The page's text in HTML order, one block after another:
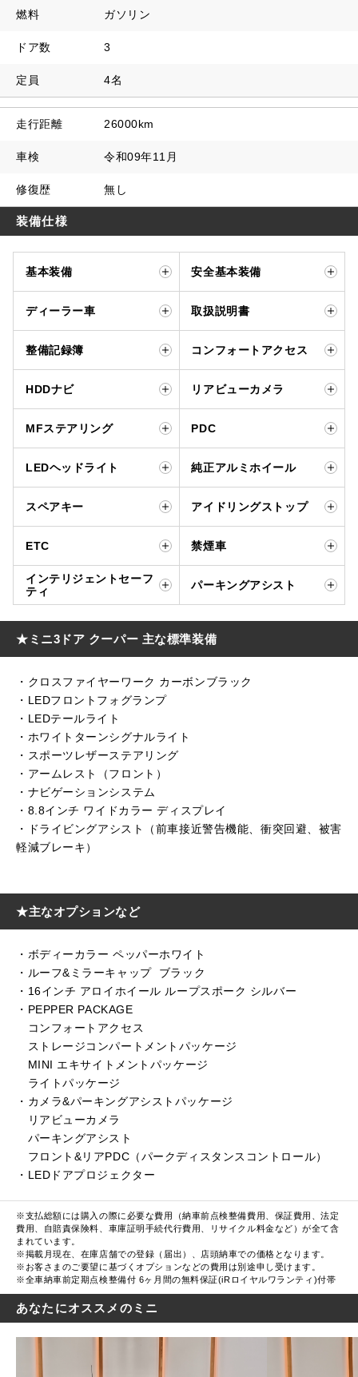
燃料 ガソリン
ドア数 3
定員 4名
走行距離 26000km
車検 令和09年11月
修復歴 無し
装備仕様
基本装備 安全基本装備
ディーラー車 取扱説明書
整備記録簿 コンフォートアクセス
HDDナビ リアビューカメラ
MFステアリング PDC
LEDヘッドライト 純正アルミホイール
スペアキー アイドリングストップ
ETC 禁煙車
インテリジェントセーフ
ティ
パーキングアシスト
★ミニ3ドア クーパー 主な標準装備
・クロスファイヤーワーク カーボンブラック
・LEDフロントフォグランプ
・LEDテールライト
・ホワイトターンシグナルライト
・スポーツレザーステアリング
・アームレスト（フロント）
・ナビゲーションシステム
・8.8インチ ワイドカラー ディスプレイ
・ドライビングアシスト（前車接近警告機能、衝突回避、被害
軽減ブレーキ）
★主なオプションなど
・ボディーカラー ペッパーホワイト
・ルーフ&ミラーキャップ ブラック
・16インチ アロイホイール ループスポーク シルバー
・PEPPER PACKAGE
コンフォートアクセス
ストレージコンパートメントパッケージ
MINI エキサイトメントパッケージ
ライトパッケージ
・カメラ&パーキングアシストパッケージ
リアビューカメラ
パーキングアシスト
フロント&リアPDC（パークディスタンスコントロール）
・LEDドアプロジェクター
※支払総額には購入の際に必要な費用（納車前点検整備費用、保証費用、法定
費用、自賠責保険料、車庫証明手続代行費用、リサイクル料金など）が全て含
まれています。
※掲載月現在、在庫店舗での登録（届出）、店頭納車での価格となります。
※お客さまのご要望に基づくオプションなどの費用は別途申し受けます。
※全車納車前定期点検整備付 6ヶ月間の無料保証(iRロイヤルワランティ)付帯
あなたにオススメのミニ